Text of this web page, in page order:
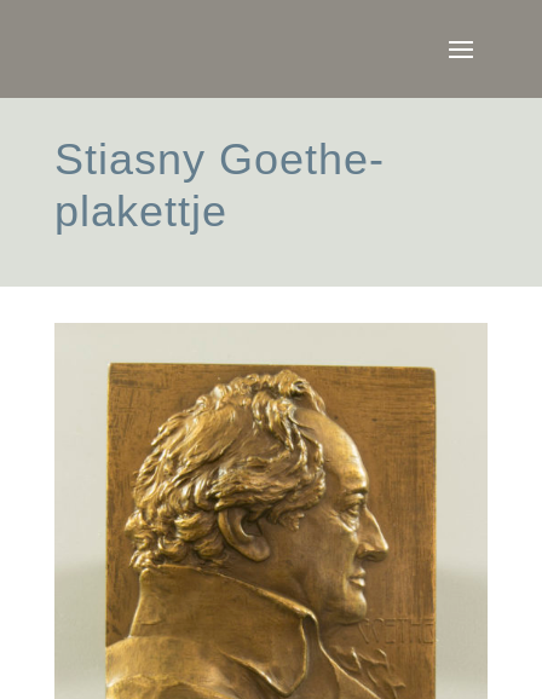
Stiasny Goethe-
plakettje